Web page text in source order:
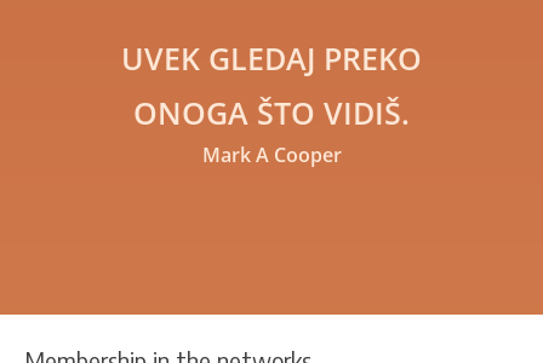
UVEK GLEDAJ PREKO
ONOGA ŠTO VIDIŠ.
Mark A Cooper